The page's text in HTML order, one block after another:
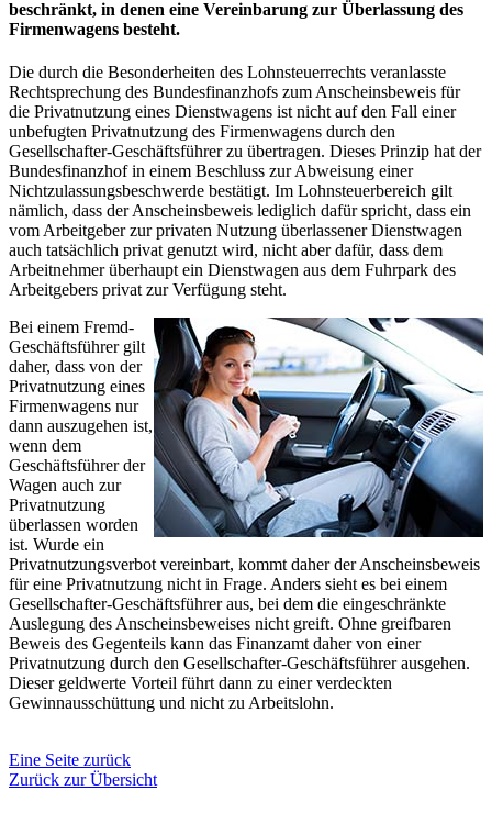
beschränkt, in denen eine Vereinbarung zur Überlassung des
Firmenwagens besteht.
Die durch die Besonderheiten des Lohnsteuerrechts veranlasste
Rechtsprechung des Bundesfinanzhofs zum Anscheinsbeweis für
die Privatnutzung eines Dienstwagens ist nicht auf den Fall einer
unbefugten Privatnutzung des Firmenwagens durch den
Gesellschafter-Geschäftsführer zu übertragen. Dieses Prinzip hat der
Bundesfinanzhof in einem Beschluss zur Abweisung einer
Nichtzulassungsbeschwerde bestätigt. Im Lohnsteuerbereich gilt
nämlich, dass der Anscheinsbeweis lediglich dafür spricht, dass ein
vom Arbeitgeber zur privaten Nutzung überlassener Dienstwagen
auch tatsächlich privat genutzt wird, nicht aber dafür, dass dem
Arbeitnehmer überhaupt ein Dienstwagen aus dem Fuhrpark des
Arbeitgebers privat zur Verfügung steht.
Bei einem Fremd-
Geschäftsführer gilt
daher, dass von der
Privatnutzung eines
Firmenwagens nur
dann auszugehen ist,
wenn dem
Geschäftsführer der
Wagen auch zur
Privatnutzung
überlassen worden
ist. Wurde ein
Privatnutzungsverbot vereinbart, kommt daher der Anscheinsbeweis
für eine Privatnutzung nicht in Frage. Anders sieht es bei einem
Gesellschafter-Geschäftsführer aus, bei dem die eingeschränkte
Auslegung des Anscheinsbeweises nicht greift. Ohne greifbaren
Beweis des Gegenteils kann das Finanzamt daher von einer
Privatnutzung durch den Gesellschafter-Geschäftsführer ausgehen.
Dieser geldwerte Vorteil führt dann zu einer verdeckten
Gewinnausschüttung und nicht zu Arbeitslohn.
Eine Seite zurück
Zurück zur Übersicht